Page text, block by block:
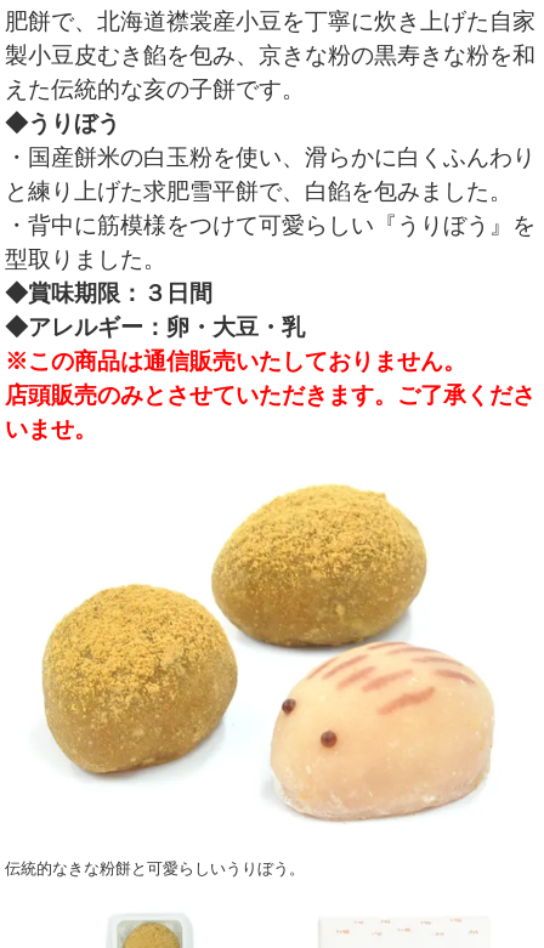
肥餅で、北海道襟裳産小豆を丁寧に炊き上げた自家
製小豆皮むき餡を包み、京きな粉の黒寿きな粉を和
えた伝統的な亥の子餅です。
◆うりぼう
・国産餅米の白玉粉を使い、滑らかに白くふんわり
と練り上げた求肥雪平餅で、白餡を包みました。
・背中に筋模様をつけて可愛らしい『うりぼう』を
型取りました。
◆賞味期限：３日間
◆アレルギー：卵・大豆・乳
※この商品は通信販売いたしておりません。
店頭販売のみとさせていただきます。ご了承くださ
いませ。
伝統的なきな粉餅と可愛らしいうりぼう。